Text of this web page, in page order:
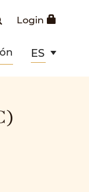
Login
ES